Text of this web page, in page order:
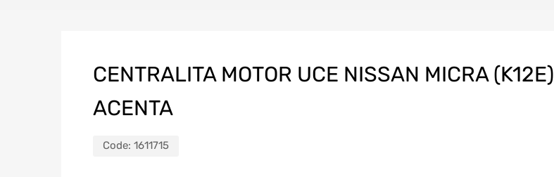
CENTRALITA MOTOR UCE NISSAN MICRA (K12E)
ACENTA
Code: 1611715